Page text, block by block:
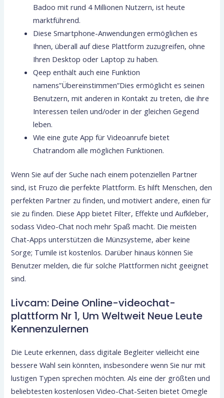
Badoo mit rund 4 Millionen Nutzern, ist heute
marktführend.
Diese Smartphone-Anwendungen ermöglichen es
Ihnen, überall auf diese Plattform zuzugreifen, ohne
Ihren Desktop oder Laptop zu haben.
Qeep enthält auch eine Funktion
namens”Übereinstimmen”Dies ermöglicht es seinen
Benutzern, mit anderen in Kontakt zu treten, die ihre
Interessen teilen und/oder in der gleichen Gegend
leben.
Wie eine gute App für Videoanrufe bietet
Chatrandom alle möglichen Funktionen.
Wenn Sie auf der Suche nach einem potenziellen Partner
sind, ist Fruzo die perfekte Plattform. Es hilft Menschen, den
perfekten Partner zu finden, und motiviert andere, einen für
sie zu finden. Diese App bietet Filter, Effekte und Aufkleber,
sodass Video-Chat noch mehr Spaß macht. Die meisten
Chat-Apps unterstützen die Münzsysteme, aber keine
Sorge; Tumile ist kostenlos. Darüber hinaus können Sie
Benutzer melden, die für solche Plattformen nicht geeignet
sind.
Livcam: Deine Online-videochat-
plattform Nr 1, Um Weltweit Neue Leute
Kennenzulernen
Die Leute erkennen, dass digitale Begleiter vielleicht eine
bessere Wahl sein könnten, insbesondere wenn Sie nur mit
lustigen Typen sprechen möchten. Als eine der größten und
beliebtesten kostenlosen Video-Chat-Seiten bietet Omegle